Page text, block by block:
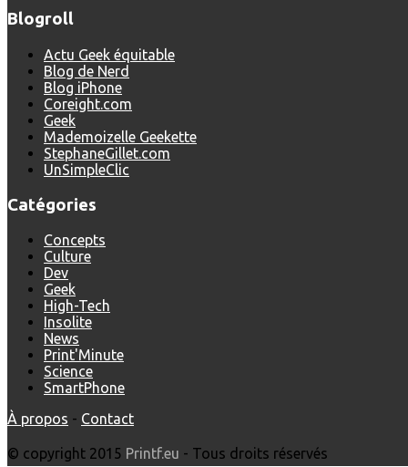
Blogroll
Actu Geek équitable
Blog de Nerd
Blog iPhone
Coreight.com
Geek
Mademoizelle Geekette
StephaneGillet.com
UnSimpleClic
Catégories
Concepts
Culture
Dev
Geek
High-Tech
Insolite
News
Print'Minute
Science
SmartPhone
À propos - Contact
© copyright 2015 Printf.eu - Tous droits réservés